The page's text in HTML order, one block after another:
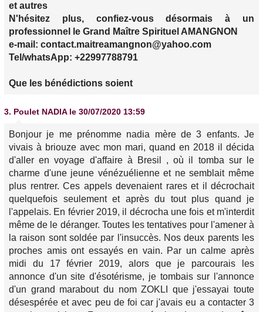
et autres
N'hésitez plus, confiez-vous désormais à un
professionnel le Grand Maître Spirituel AMANGNON
e-mail: contact.maitreamangnon@yahoo.com
Tel/whatsApp: +22997788791
Que les bénédictions soient
3. Poulet NADIA le 30/07/2020 13:59
Bonjour je me prénomme nadia mère de 3 enfants. Je
vivais à briouze avec mon mari, quand en 2018 il décida
d'aller en voyage d'affaire à Bresil , où il tomba sur le
charme d'une jeune vénézuélienne et ne semblait même
plus rentrer. Ces appels devenaient rares et il décrochait
quelquefois seulement et après du tout plus quand je
l'appelais. En février 2019, il décrocha une fois et m'interdit
même de le déranger. Toutes les tentatives pour l'amener à
la raison sont soldée par l'insuccès. Nos deux parents les
proches amis ont essayés en vain. Par un calme après
midi du 17 février 2019, alors que je parcourais les
annonce d'un site d'ésotérisme, je tombais sur l'annonce
d'un grand marabout du nom ZOKLI que j'essayai toute
désespérée et avec peu de foi car j'avais eu a contacter 3